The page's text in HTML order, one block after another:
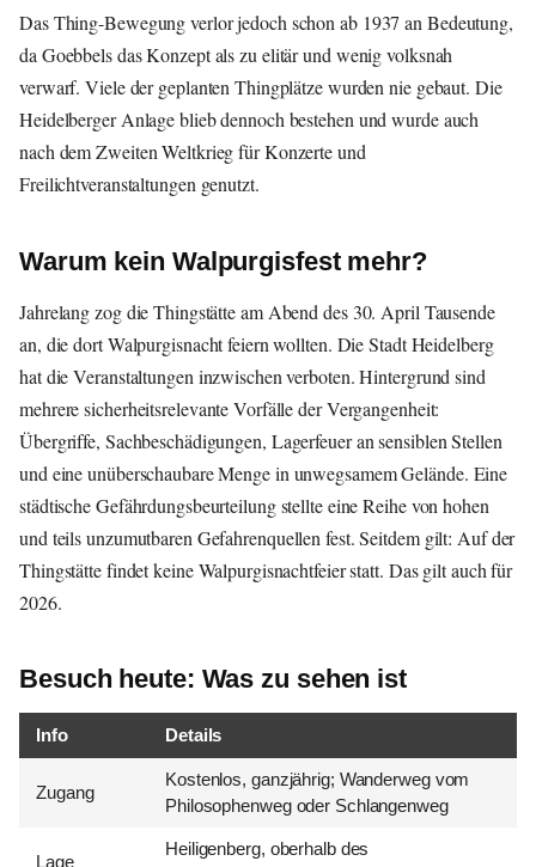
Das Thing-Bewegung verlor jedoch schon ab 1937 an Bedeutung,
da Goebbels das Konzept als zu elitär und wenig volksnah
verwarf. Viele der geplanten Thingplätze wurden nie gebaut. Die
Heidelberger Anlage blieb dennoch bestehen und wurde auch
nach dem Zweiten Weltkrieg für Konzerte und
Freilichtveranstaltungen genutzt.
Warum kein Walpurgisfest mehr?
Jahrelang zog die Thingstätte am Abend des 30. April Tausende
an, die dort Walpurgisnacht feiern wollten. Die Stadt Heidelberg
hat die Veranstaltungen inzwischen verboten. Hintergrund sind
mehrere sicherheitsrelevante Vorfälle der Vergangenheit:
Übergriffe, Sachbeschädigungen, Lagerfeuer an sensiblen Stellen
und eine unüberschaubare Menge in unwegsamem Gelände. Eine
städtische Gefährdungsbeurteilung stellte eine Reihe von hohen
und teils unzumutbaren Gefahrenquellen fest. Seitdem gilt: Auf der
Thingstätte findet keine Walpurgisnachtfeier statt. Das gilt auch für
2026.
Besuch heute: Was zu sehen ist
Info Details
Zugang
Kostenlos, ganzjährig; Wanderweg vom
Philosophenweg oder Schlangenweg
Lage
Heiligenberg, oberhalb des